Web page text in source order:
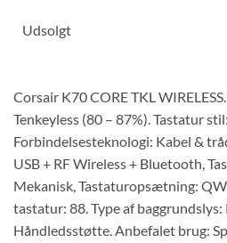
Udsolgt
Corsair K70 CORE TKL
Tenkeyless (80 – 87%). Tastatur
Forbindelsesteknologi: Kabel &
USB + RF Wireless + Bluetooth,
Mekanisk, Tastaturopsætning:
tastatur: 88. Type af baggrundslys:
Håndledsstøtte. Anbefalet brug: